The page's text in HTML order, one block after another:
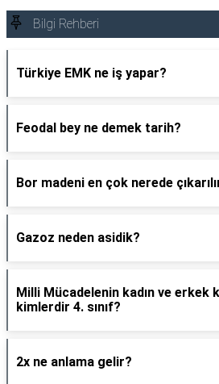
Bilgi Rehberi
Türkiye EMK ne iş yapar?
Feodal bey ne demek tarih?
Bor madeni en çok nerede
Gazoz neden asidik?
Milli Mücadelenin kadın ve erkek
kimlerdir 4. sınıf?
2x ne anlama gelir?